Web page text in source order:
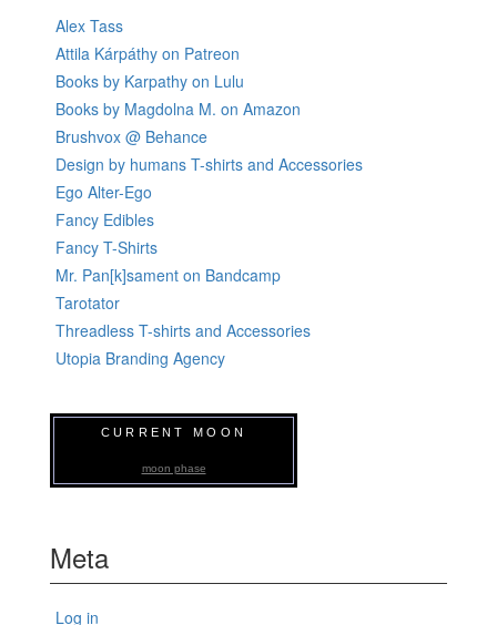
Alex Tass
Attila Kárpáthy on Patreon
Books by Karpathy on Lulu
Books by Magdolna M. on Amazon
Brushvox @ Behance
Design by humans T-shirts and Accessories
Ego Alter-Ego
Fancy Edibles
Fancy T-Shirts
Mr. Pan[k]sament on Bandcamp
Tarotator
Threadless T-shirts and Accessories
Utopia Branding Agency
CURRENT MOON
moon phase
Meta
Log in